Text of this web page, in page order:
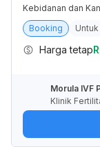
Kebidanan dan
Booking
Harga tetap
Morula IVF
Klinik
adang